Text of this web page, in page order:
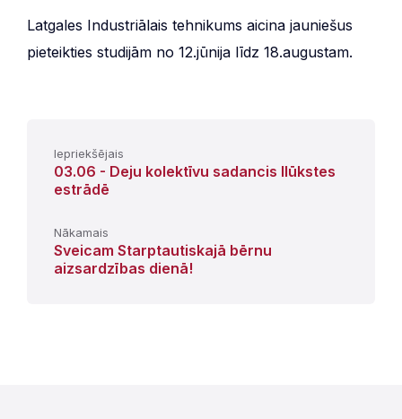
Latgales Industriālais tehnikums aicina jauniešus
pieteikties studijām no 12.jūnija līdz 18.augustam.
Iepriekšējais
03.06 - Deju kolektīvu sadancis Ilūkstes
estrādē
Nākamais
Sveicam Starptautiskajā bērnu
aizsardzības dienā!